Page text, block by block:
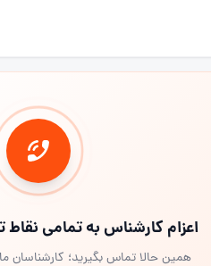
اعزام کارشناس به تمامی
همین حالا تماس بگیرید؛